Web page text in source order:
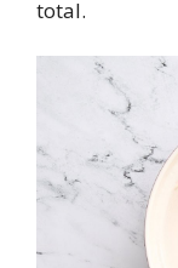
total.